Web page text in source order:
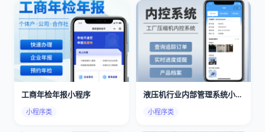
工商年检年报小程序
小程序类
液压机行业内部管理系统小程序
小程序类